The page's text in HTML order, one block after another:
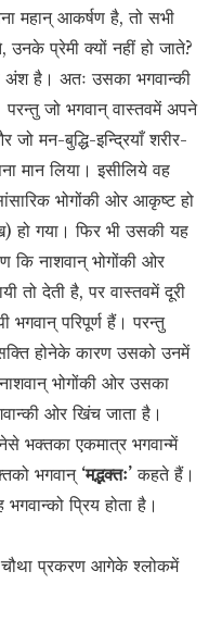
महान् आकर्षण है, तो सभी
उनके प्रेमी क्यों नहीं हो जाते?
अंश है। अतः उसका भगवान्की
जो भगवान् वास्तवमें अपने
मन-बुद्धि-इन्द्रियाँ शरीर-
मान लिया। इसीलिये वह
भोगोंकी ओर आकृष्ट हो
हो गया। फिर भी उसकी यह
कि नाशवान् भोगोंकी ओर
तो देती है, पर वास्तवमें दूरी
भगवान् परिपूर्ण हैं। परन्तु
होनेके कारण उसको उनमें
भोगोंकी ओर उसका
ओर खिंच जाता है।
भक्तका एकमात्र भगवान्में
भगवान् ‘मद्भक्तः’ कहते हैं।
प्रिय होता है।
चौथा प्रकरण आगेके श्लोकमें